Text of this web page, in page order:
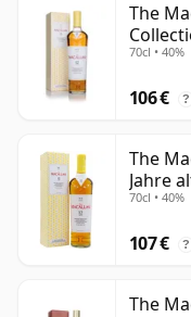
The
70cl • 40%
106 € ?
The
Jahre
70cl • 40%
107 € ?
The